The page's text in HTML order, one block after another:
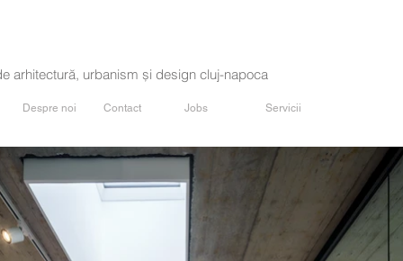
arhitectură, urbanism și design cluj-napoca
Despre noi Contact Jobs Servicii